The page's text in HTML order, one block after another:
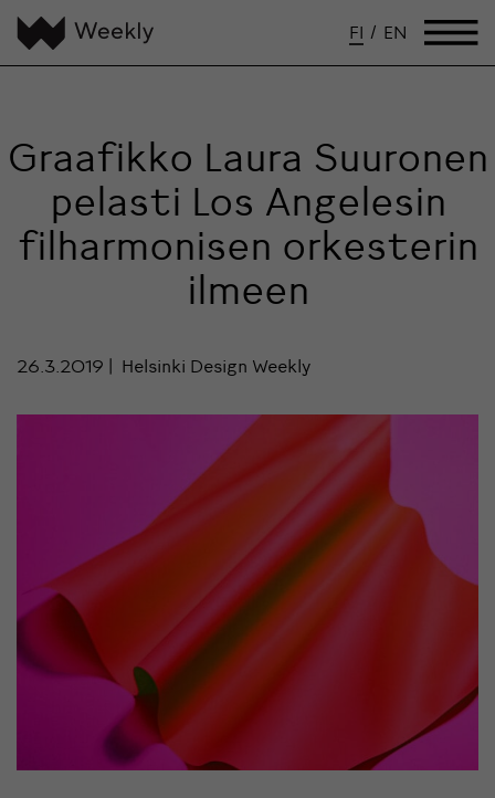
FI / EN
Graafikko Laura Suuronen
pelasti Los Angelesin
filharmonisen orkesterin
ilmeen
26.3.2019 Helsinki Design Weekly